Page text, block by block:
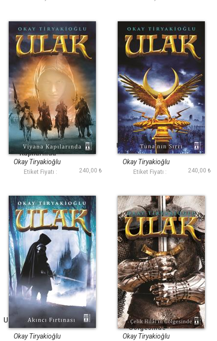
Ulak - Viyana
Kapılarında
Okay Tiryakioğlu
Etiket Fiyatı : 240,00 ₺
Ulak - Tunanın Sırrı
Okay Tiryakioğlu
Etiket Fiyatı : 240,00 ₺
Ulak - Akıncı Fırtınası
Okay Tiryakioğlu
Ulak - Çelik Hilalin
Gölgesinde
Okay Tiryakioğlu